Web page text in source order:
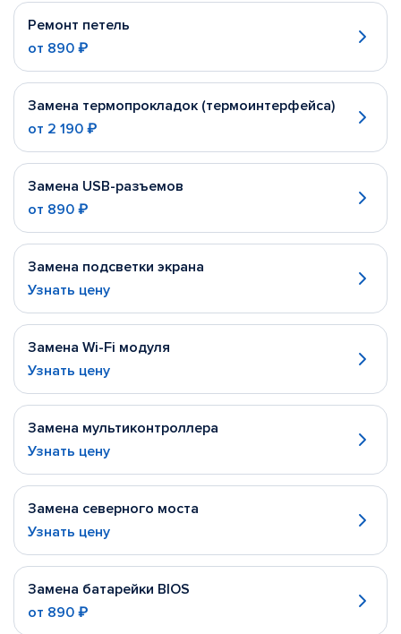
Ремонт петель
от 890 ₽
Замена термопрокладок (термоинтерфейса)
от 2 190 ₽
Замена USB-разъемов
от 890 ₽
Замена подсветки экрана
Узнать цену
Замена Wi-Fi модуля
Узнать цену
Замена мультиконтроллера
Узнать цену
Замена северного моста
Узнать цену
Замена батарейки BIOS
от 890 ₽